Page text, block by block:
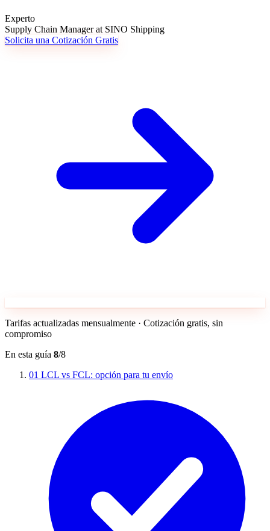
Experto
Supply Chain Manager at SINO Shipping
Solicita una Cotización Gratis
Tarifas actualizadas mensualmente · Cotización gratis, sin
compromiso
En esta guía 8/8
01 LCL vs FCL: opción para tu envío